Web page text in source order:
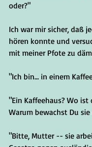
oder?"
Ich war mir sicher, daß
hören konnte und
mit meiner Pfote zu
"Ich bin... in einem
"Ein Kaffeehaus? Wo ist
Warum bewachst Du
"Bitte, Mutter -- sie